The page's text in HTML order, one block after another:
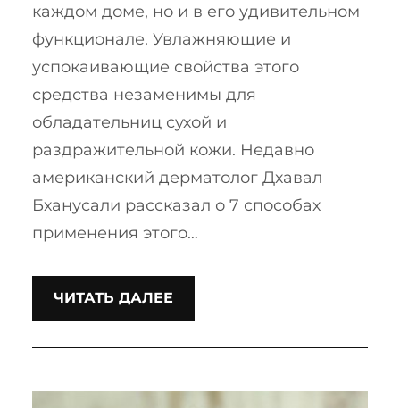
каждом доме, но и в его удивительном
функционале. Увлажняющие и
успокаивающие свойства этого
средства незаменимы для
обладательниц сухой и
раздражительной кожи. Недавно
американский дерматолог Дхавал
Бханусали рассказал о 7 способах
применения этого…
ЧИТАТЬ ДАЛЕЕ